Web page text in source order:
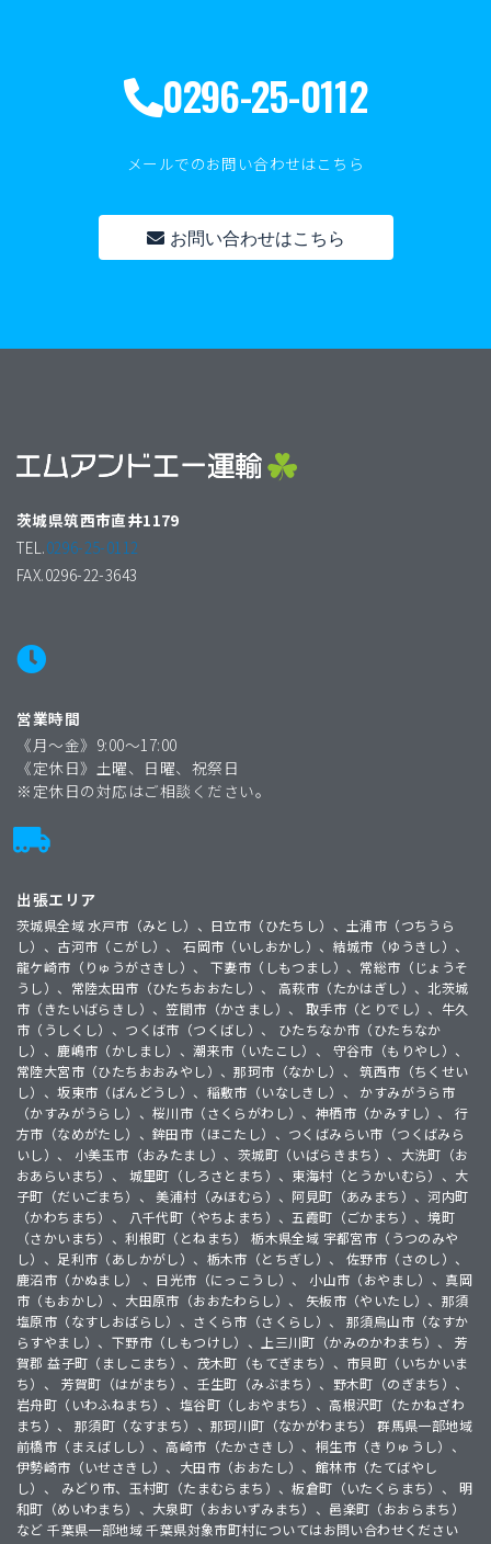
0296-25-0112
メールでのお問い合わせはこちら
お問い合わせはこちら
茨城県筑西市直井1179
TEL.0296-25-0112
FAX.0296-22-3643
営業時間
《月〜金》9:00〜17:00
《定休日》土曜、日曜、祝祭日
※定休日の対応はご相談ください。
出張エリア
茨城県全域 水戸市（みとし）、日立市（ひたちし）、土浦市（つちうら
し）、古河市（こがし）、 石岡市（いしおかし）、結城市（ゆうきし）、
龍ケ崎市（りゅうがさきし）、 下妻市（しもつまし）、常総市（じょうそ
うし）、常陸太田市（ひたちおおたし）、 高萩市（たかはぎし）、北茨城
市（きたいばらきし）、笠間市（かさまし）、 取手市（とりでし）、牛久
市（うしくし）、つくば市（つくばし）、 ひたちなか市（ひたちなか
し）、鹿嶋市（かしまし）、潮来市（いたこし）、 守谷市（もりやし）、
常陸大宮市（ひたちおおみやし）、那珂市（なかし）、 筑西市（ちくせい
し）、坂東市（ばんどうし）、稲敷市（いなしきし）、 かすみがうら市
（かすみがうらし）、桜川市（さくらがわし）、神栖市（かみすし）、 行
方市（なめがたし）、鉾田市（ほこたし）、つくばみらい市（つくばみら
いし）、 小美玉市（おみたまし）、茨城町（いばらきまち）、大洗町（お
おあらいまち）、 城里町（しろさとまち）、東海村（とうかいむら）、大
子町（だいごまち）、 美浦村（みほむら）、阿見町（あみまち）、河内町
（かわちまち）、 八千代町（やちよまち）、五霞町（ごかまち）、境町
（さかいまち）、利根町（とねまち） 栃木県全域 宇都宮市（うつのみや
し）、足利市（あしかがし）、栃木市（とちぎし）、 佐野市（さのし）、
鹿沼市（かぬまし） 、日光市（にっこうし）、 小山市（おやまし）、真岡
市（もおかし）、大田原市（おおたわらし）、 矢板市（やいたし）、那須
塩原市（なすしおばらし）、さくら市（さくらし）、 那須烏山市（なすか
らすやまし）、下野市（しもつけし）、上三川町（かみのかわまち）、 芳
賀郡 益子町（ましこまち）、茂木町（もてぎまち）、市貝町（いちかいま
ち）、 芳賀町（はがまち）、壬生町（みぶまち）、野木町（のぎまち）、
岩舟町（いわふねまち）、塩谷町（しおやまち）、高根沢町（たかねざわ
まち）、 那須町（なすまち）、那珂川町（なかがわまち） 群馬県一部地域
前橋市（まえばしし）、高崎市（たかさきし）、桐生市（きりゅうし）、
伊勢崎市（いせさきし）、大田市（おおたし）、館林市（たてばやし
し）、 みどり市、玉村町（たまむらまち）、板倉町（いたくらまち）、 明
和町（めいわまち）、大泉町（おおいずみまち）、邑楽町（おおらまち）
など 千葉県一部地域 千葉県対象市町村についてはお問い合わせください